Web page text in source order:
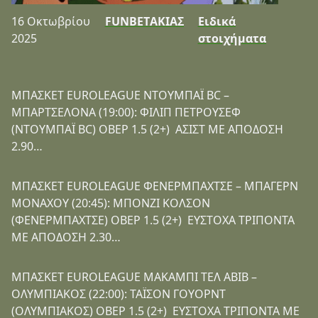
16 Οκτωβρίου
2025
FUNBETΑΚΙΑΣ
Ειδικά
στοιχήματα
ΜΠΑΣΚΕΤ EUROLEAGUE ΝΤΟΥΜΠΑΪ BC –
ΜΠΑΡΤΣΕΛΟΝΑ (19:00): ΦΙΛΙΠ ΠΕΤΡΟΥΣΕΦ
(ΝΤΟΥΜΠΑΪ BC) ΟΒΕΡ 1.5 (2+) ΑΣΙΣΤ ΜΕ ΑΠΟΔΟΣΗ
2.90…
ΜΠΑΣΚΕΤ EUROLEAGUE ΦΕΝΕΡΜΠΑΧΤΣΕ – ΜΠΑΓΕΡΝ
ΜΟΝΑΧΟΥ (20:45): ΜΠΟΝΖΙ ΚΟΛΣΟΝ
(ΦΕΝΕΡΜΠΑΧΤΣΕ) ΟΒΕΡ 1.5 (2+) ΕΥΣΤΟΧΑ ΤΡΙΠΟΝΤΑ
ΜΕ ΑΠΟΔΟΣΗ 2.30…
ΜΠΑΣΚΕΤ EUROLEAGUE ΜΑΚΑΜΠΙ ΤΕΛ ΑΒΙΒ –
ΟΛΥΜΠΙΑΚΟΣ (22:00): ΤΑΪΣΟΝ ΓΟΥΟΡΝΤ
(ΟΛΥΜΠΙΑΚΟΣ) ΟΒΕΡ 1.5 (2+) ΕΥΣΤΟΧΑ ΤΡΙΠΟΝΤΑ ΜΕ